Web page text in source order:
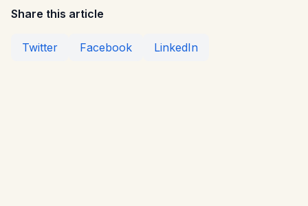
Share this article
Twitter Facebook LinkedIn